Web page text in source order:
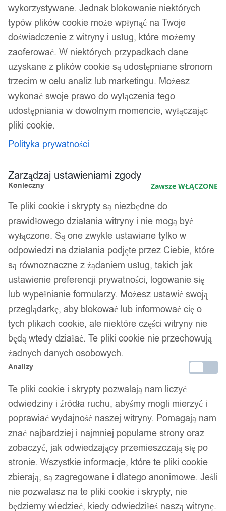
wykorzystywane. Jednak blokowanie niektórych
typów plików cookie może wpłynąć na Twoje
doświadczenie z witryny i usług, które możemy
zaoferować. W niektórych przypadkach dane
uzyskane z plików cookie są udostępniane stronom
trzecim w celu analiz lub marketingu. Możesz
wykonać swoje prawo do wyłączenia tego
udostępniania w dowolnym momencie, wyłączając
pliki cookie.
Polityka prywatności
Zarządzaj ustawieniami zgody
Konieczny Zawsze WŁĄCZONE
Te pliki cookie i skrypty są niezbędne do
prawidłowego działania witryny i nie mogą być
wyłączone. Są one zwykle ustawiane tylko w
odpowiedzi na działania podjęte przez Ciebie, które
są równoznaczne z żądaniem usług, takich jak
ustawienie preferencji prywatności, logowanie się
lub wypełnianie formularzy. Możesz ustawić swoją
przeglądarkę, aby blokować lub informować cię o
tych plikach cookie, ale niektóre części witryny nie
będą wtedy działać. Te pliki cookie nie przechowują
żadnych danych osobowych.
Analizy
Te pliki cookie i skrypty pozwalają nam liczyć
odwiedziny i źródła ruchu, abyśmy mogli mierzyć i
poprawiać wydajność naszej witryny. Pomagają nam
znać najbardziej i najmniej popularne strony oraz
zobaczyć, jak odwiedzający przemieszczają się po
stronie. Wszystkie informacje, które te pliki cookie
zbierają, są zagregowane i dlatego anonimowe. Jeśli
nie pozwalasz na te pliki cookie i skrypty, nie
będziemy wiedzieć, kiedy odwiedziłeś naszą witrynę.